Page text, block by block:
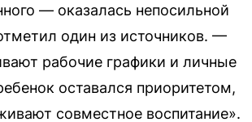
— оказалась непосильной
один из источников. —
рабочие графики и личные
оставался приоритетом,
совместное воспитание».